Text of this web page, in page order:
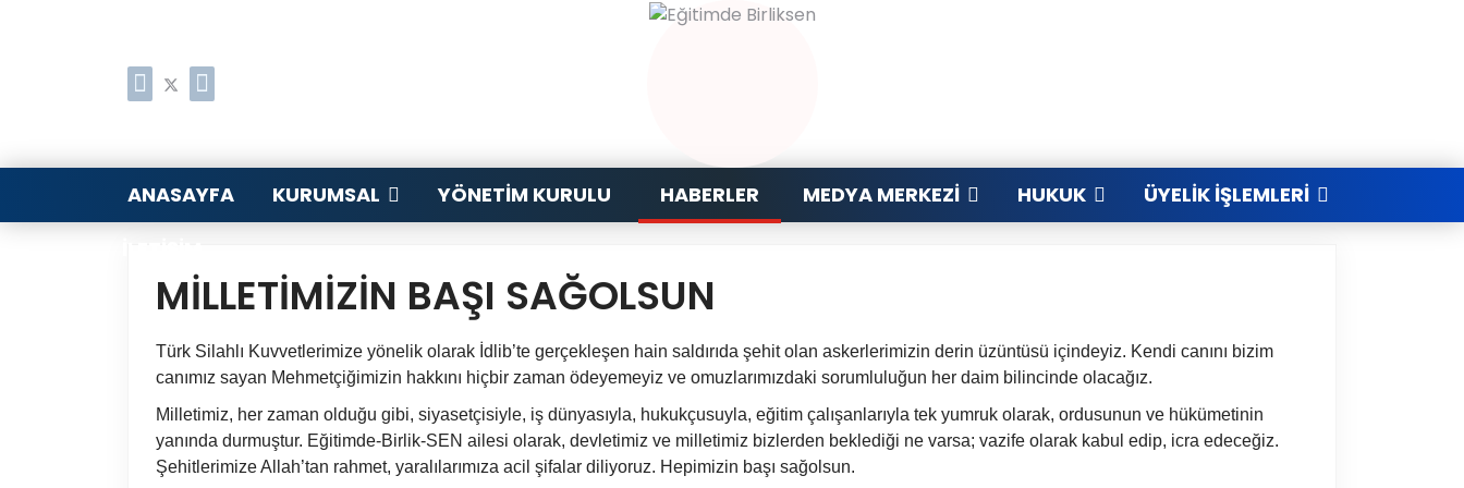
ANASAYFA KURUMSAL YÖNETIM KURULU HABERLER MEDYA MERKEZI HUKUK
ÜYELIK İŞLEMLERI
MİLLETİMİZİN BAŞI SAĞOLSUN
Türk Silahlı Kuvvetlerimize yönelik olarak İdlib’te gerçekleşen hain saldırıda şehit olan askerlerimizin derin üzüntüsü içindeyiz. Kendi canını bizim
canımız sayan Mehmetçiğimizin hakkını hiçbir zaman ödeyemeyiz ve omuzlarımızdaki sorumluluğun her daim bilincinde olacağız.
Milletimiz, her zaman olduğu gibi, siyasetçisiyle, iş dünyasıyla, hukukçusuyla, eğitim çalışanlarıyla tek yumruk olarak, ordusunun ve hükümetinin
yanında durmuştur. Eğitimde-Birlik-SEN ailesi olarak, devletimiz ve milletimiz bizlerden beklediği ne varsa; vazife olarak kabul edip, icra edeceğiz.
Şehitlerimize Allah’tan rahmet, yaralılarımıza acil şifalar diliyoruz. Hepimizin başı sağolsun.